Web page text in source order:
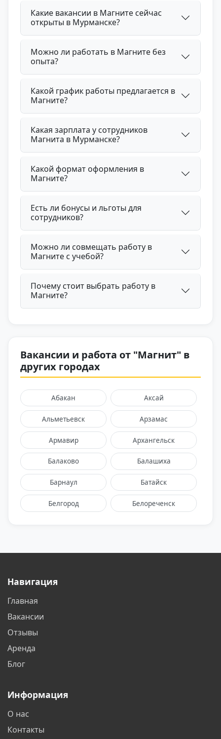
Какие вакансии в Магните сейчас
открыты в Мурманске?
Можно ли работать в Магните без
опыта?
Какой график работы предлагается в
Магните?
Какая зарплата у сотрудников
Магнита в Мурманске?
Какой формат оформления в
Магните?
Есть ли бонусы и льготы для
сотрудников?
Можно ли совмещать работу в
Магните с учебой?
Почему стоит выбрать работу в
Магните?
Вакансии и работа от "Магнит" в
других городах
Абакан Аксай
Альметьевск Арзамас
Армавир Архангельск
Балаково Балашиха
Барнаул Батайск
Белгород Белореченск
Волгодонск
Домодедово
Навигация
Главная
Вакансии
Отзывы
Аренда
Блог
Информация
О нас
Контакты